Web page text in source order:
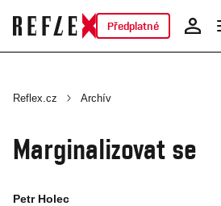
Předplatné
Reflex.cz Archív
Marginalizovat se
Petr Holec